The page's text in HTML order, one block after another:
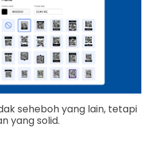
seheboh yang lain, tetapi
yang solid.